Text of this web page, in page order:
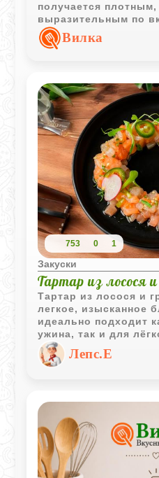
получается
выразительным по
тушение делает мясо
охлажденный паштет
Вилка
753 0 1
Закуски
Тартар из лосося
Тартар из лосося и
легкое, изысканное
идеально подходит
ужина, так и для
рецепт сочетает в
текстурное
Лепс.Е